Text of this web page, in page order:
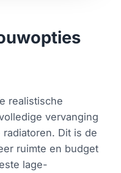
realistische
vervanging
Dit is de
ruimte en budget
lage-